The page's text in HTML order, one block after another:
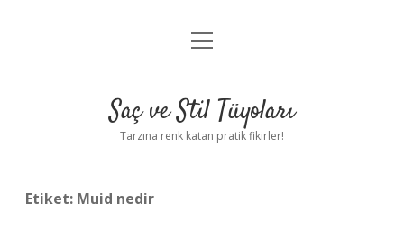
Anasayfa
Yasal Uyarı
menüyü
Saç ve Stil Tüyoları
Tarzına renk katan pratik fikirler!
Etiket: Muid nedir